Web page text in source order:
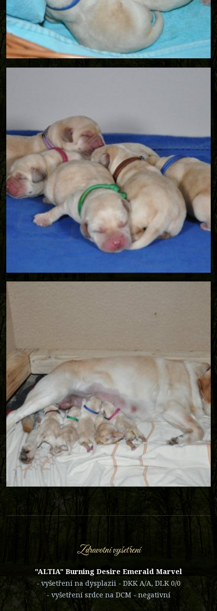
Zdravotní vyšetření
"ALTIA" Burning Desire Emerald Marvel
- vyšetření na dysplazii - DKK A/A, DLK 0/0
- vyšetření srdce na DCM - negativní